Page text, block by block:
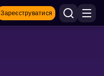
Зареєструватися